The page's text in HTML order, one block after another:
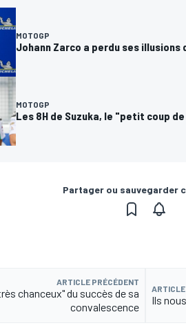
MOTOGP
Johann Zarco a perdu ses illusions
MOTOGP
Les 8H de Suzuka, le "petit coup
Partager ou sauvegarder
ARTICLE PRÉCÉDENT
chanceux" du succès de sa
convalescence
Ils